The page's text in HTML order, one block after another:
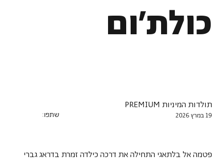
כולת'ום
שתפו:
תולדות המיניות PREMIUM
19 במרץ 2026
פטמה אל בלתאגי התחילה את דרכה כילדה זמרת בדראג גברי